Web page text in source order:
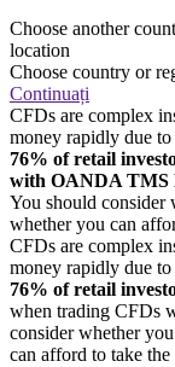
Choose another
location
Choose country or
Continuați
CFDs are complex
money rapidly due to
76% of retail
with OANDA TMS
You should consider
whether you can
CFDs are complex
money rapidly due to
76% of retail
when trading CFDs
consider whether
can afford to take